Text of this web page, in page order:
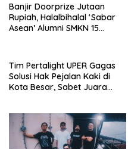
Banjir Doorprize Jutaan
Rupiah, Halalbihalal ‘Sabar
Asean’ Alumni SMKN 15
Tim Pertalight UPER Gagas
Solusi Hak Pejalan Kaki di
Kota Besar, Sabet Juara